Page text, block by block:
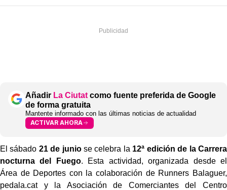
Añadir La Ciutat como fuente preferida de Google
de forma gratuita
Mantente informado con las últimas noticias de actualidad
ACTIVAR AHORA
El sábado 21 de juniose celebra la 12ª edición de la Carrera
nocturna del Fuego. Esta actividad, organizada desde el
Área de Deportes con la colaboración de Runners Balaguer,
pedala.cat y la Asociación de Comerciantes del Centro